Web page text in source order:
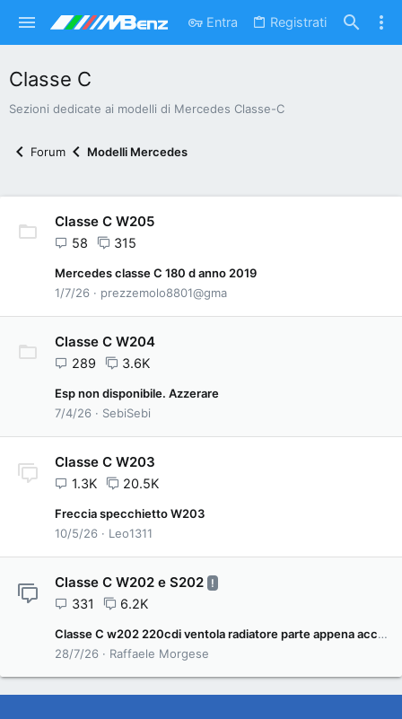
Entra Registrati
Classe C
Sezioni dedicate ai modelli di Mercedes Classe-C
Forum Modelli Mercedes
Classe C W205
58 315
Mercedes classe C 180 d anno 2019
1/7/26
prezzemolo8801@gma
Classe C W204
289 3.6K
Esp non disponibile. Azzerare
7/4/26
SebiSebi
Classe C W203
1.3K 20.5K
Freccia specchietto W203
10/5/26
Leo1311
Classe C W202 e S202 !
331 6.2K
Classe C w202 220cdi ventola radiatore parte appena accesa
28/7/26
Raffaele Morgese